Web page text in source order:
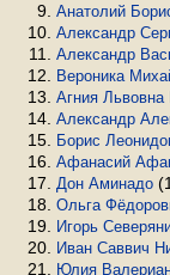
Анатолий
Александр
Александр
Вероника
Агния Львовна
Александр
Борис
Афанасий
Дон Аминадо
Ольга
Игорь
Иван Саввич
Юлия